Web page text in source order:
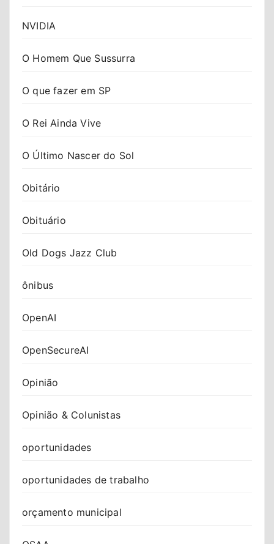
NVIDIA
O Homem Que Sussurra
O que fazer em SP
O Rei Ainda Vive
O Último Nascer do Sol
Obitário
Obituário
Old Dogs Jazz Club
ônibus
OpenAI
OpenSecureAI
Opinião
Opinião & Colunistas
oportunidades
oportunidades de trabalho
orçamento municipal